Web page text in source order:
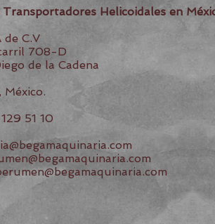
Transportadores Helicoidales en
de C.V
708-D
de la Cadena
México.
51 10
.com